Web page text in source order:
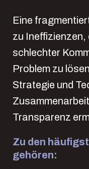
Eine
zu Ineffizienzen,
schlechter
Problem zu
Strategie und
Transparenz
Zu den
gehören: